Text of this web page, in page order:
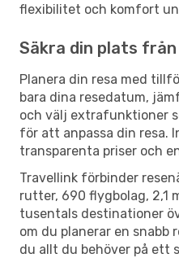
flexibilitet och komfort
Säkra din plats från
Planera din resa med
bara dina resedatum,
och välj extrafunktioner
för att anpassa din resa.
transparenta priser och
Travellink förbinder
rutter, 690 flygbolag, 2,1
tusentals destinationer
om du planerar en snabb
du allt du behöver på ett